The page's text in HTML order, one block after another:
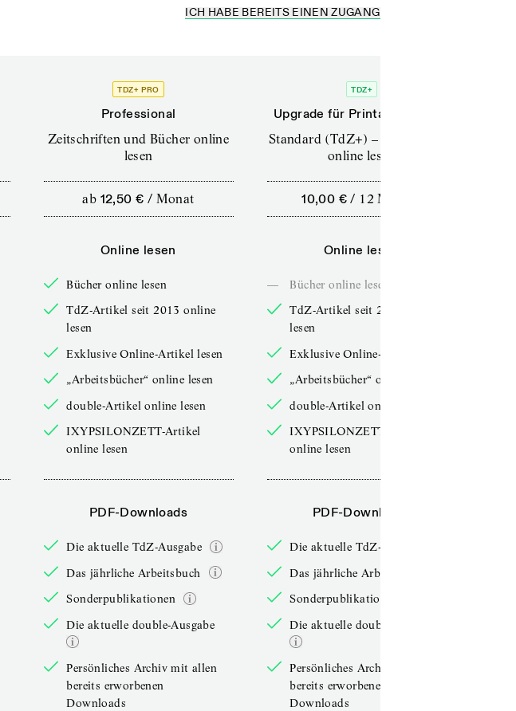
ICH HABE BEREITS EINEN ZUGANG
TDZ+ PRO
Professional
Zeitschriften und Bücher online
lesen
ab 12,50 € / Monat
Online lesen
Bücher online lesen
TdZ-Artikel seit 2013 online
lesen
Exklusive Online-Artikel lesen
„Arbeitsbücher“ online lesen
double-Artikel online lesen
IXYPSILONZETT-Artikel
online lesen
PDF-Downloads
Die aktuelle TdZ-Ausgabe
Das jährliche Arbeitsbuch
Sonderpublikationen
Die aktuelle double-Ausgabe
Persönliches Archiv mit allen
bereits erworbenen
Downloads
TDZ+
Upgrade für Printabonnenten
Standard (TdZ+) – Zeitschriften
online lesen
10,00 € / 12 Monate
Online lesen
—
Bücher online lesen
TdZ-Artikel seit 2013 online
lesen
Exklusive Online-Artikel lesen
„Arbeitsbücher“ online lesen
double-Artikel online lesen
IXYPSILONZETT-Artikel
online lesen
PDF-Downloads
Die aktuelle TdZ-Ausgabe
Das jährliche Arbeitsbuch
Sonderpublikationen
Die aktuelle double-Ausgabe
Persönliches Archiv mit allen
bereits erworbenen
Downloads